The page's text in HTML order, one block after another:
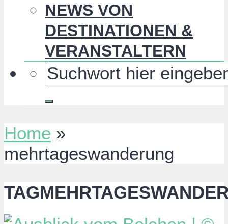
NEWS VON
DESTINATIONEN &
VERANSTALTERN
Home »
mehrtageswanderung